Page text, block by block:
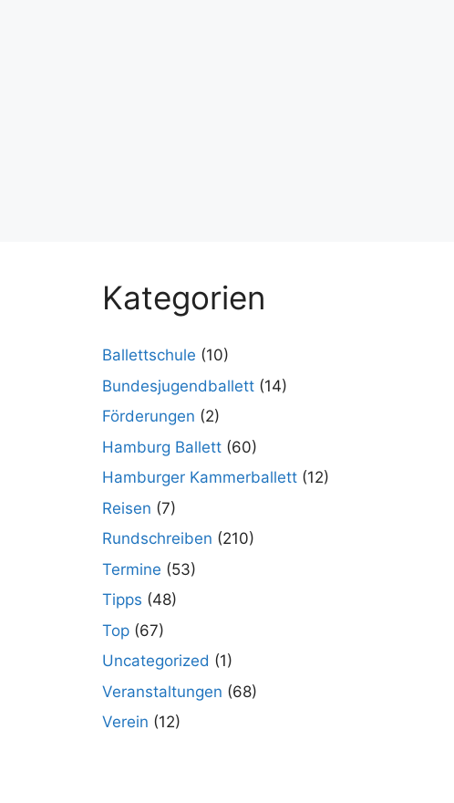
Kategorien
Ballettschule (10)
Bundesjugendballett (14)
Förderungen (2)
Hamburg Ballett (60)
Hamburger Kammerballett (12)
Reisen (7)
Rundschreiben (210)
Termine (53)
Tipps (48)
Top (67)
Uncategorized (1)
Veranstaltungen (68)
Verein (12)